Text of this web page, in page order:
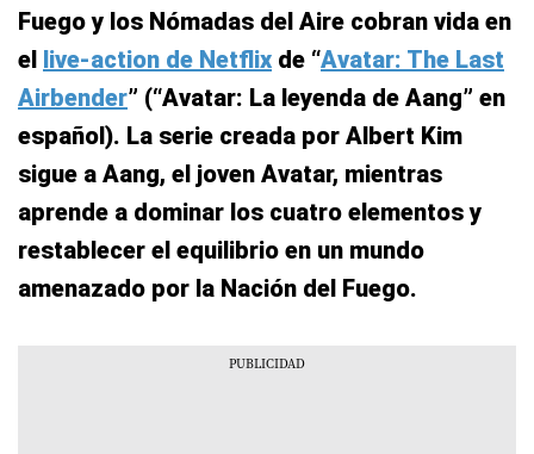
Fuego y los Nómadas del Aire cobran vida en
el live-action de Netflix de “Avatar: The Last
Airbender” (“Avatar: La leyenda de Aang” en
español). La serie creada por Albert Kim
sigue a Aang, el joven Avatar, mientras
aprende a dominar los cuatro elementos y
restablecer el equilibrio en un mundo
amenazado por la Nación del Fuego.